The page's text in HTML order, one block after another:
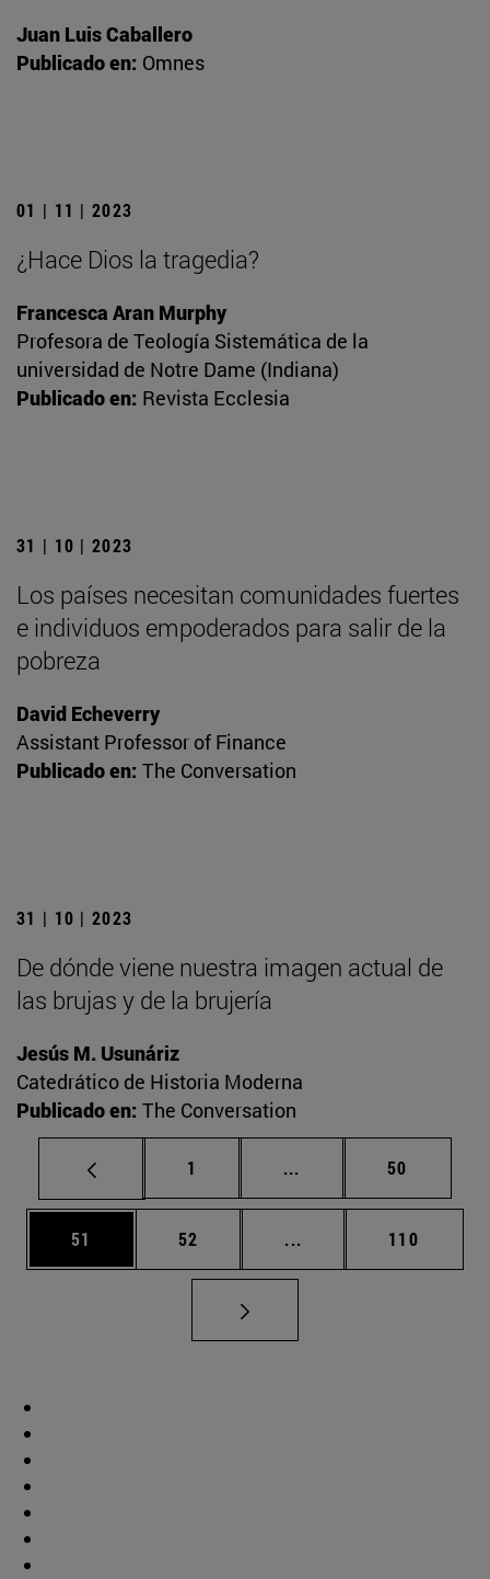
Juan Luis Caballero
Publicado en: Omnes
01 | 11 | 2023
¿Hace Dios la tragedia?
Francesca Aran Murphy
Profesora de Teología Sistemática de la
universidad de Notre Dame (Indiana)
Publicado en: Revista Ecclesia
31 | 10 | 2023
Los países necesitan comunidades fuertes
e individuos empoderados para salir de la
pobreza
David Echeverry
Assistant Professor of Finance
Publicado en: The Conversation
31 | 10 | 2023
De dónde viene nuestra imagen actual de
las brujas y de la brujería
Jesús M. Usunáriz
Catedrático de Historia Moderna
Publicado en: The Conversation
Página
1 ... Páginas intermedias
Página
50
Página
51 Página
52 ... Páginas intermedias
Página
110